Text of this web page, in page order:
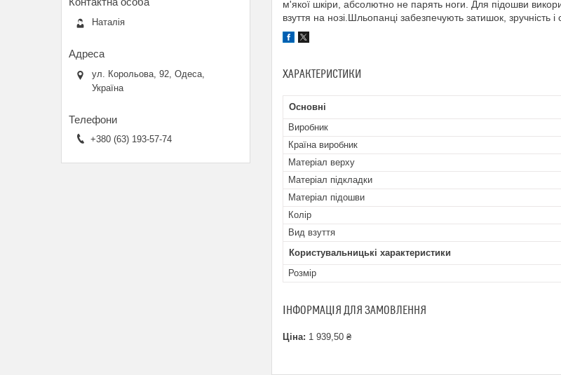
м'якої шкіри, абсолютно не парять ноги. Для підошви
взуття на нозі.Шльопанці забезпечують затишок, зручність і
ХАРАКТЕРИСТИКИ
Основні
Виробник
Країна виробник
Матеріал верху
Матеріал підкладки
Матеріал підошви
Колір
Вид взуття
Користувальницькі характеристики
Розмір
ІНФОРМАЦІЯ ДЛЯ ЗАМОВЛЕННЯ
Ціна: 1 939,50 ₴
Наталія
ул. Корольова, 92, Одеса,
Україна
+380 (63) 193-57-74